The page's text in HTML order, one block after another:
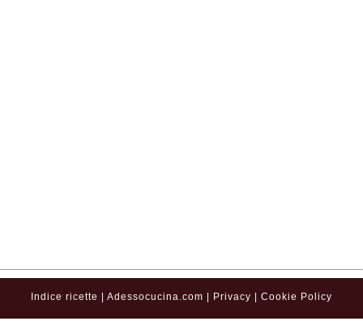
Indice ricette Adessocucina.com Privacy Cookie Policy